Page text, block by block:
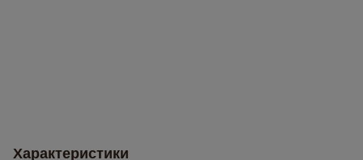
Характеристики